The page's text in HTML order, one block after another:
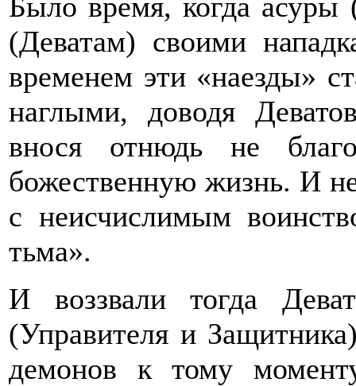
(Деватам) своими
временем эти «наезды»
наглыми, доводя
внося отнюдь не
божественную жизнь. И
с неисчислимым
тьма».
И воззвали тогда
(Управителя и
демонов к тому